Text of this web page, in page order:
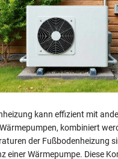
kann effizient mit
kombiniert
der Fußbodenheizung
einer Wärmepumpe. Diese